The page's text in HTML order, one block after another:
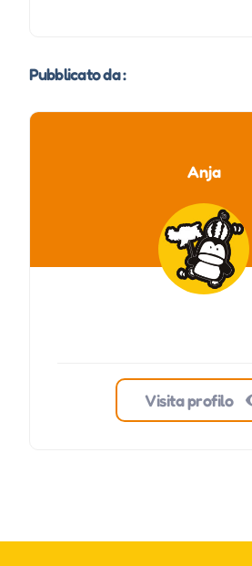
Pubblicato da :
Anja
Visita profilo